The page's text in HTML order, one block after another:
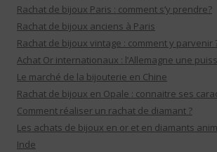
Rachat de bijoux Paris : comment s’y prendre?
Rachat de bijoux anciens à Paris
Rachat de bijoux vintage : comment y parvenir
Achat Or internationaux : l’Allemagne une
Le marché de la bijouterie en Chine
Rachat de bijoux en Opale : connaitre ses
Comment réaliser un rachat de diamant ?
Les achats de bijoux en or et en diamants
Inde